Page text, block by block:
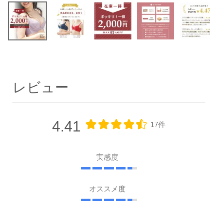
レビュー
4.41 17件
実感度
オススメ度